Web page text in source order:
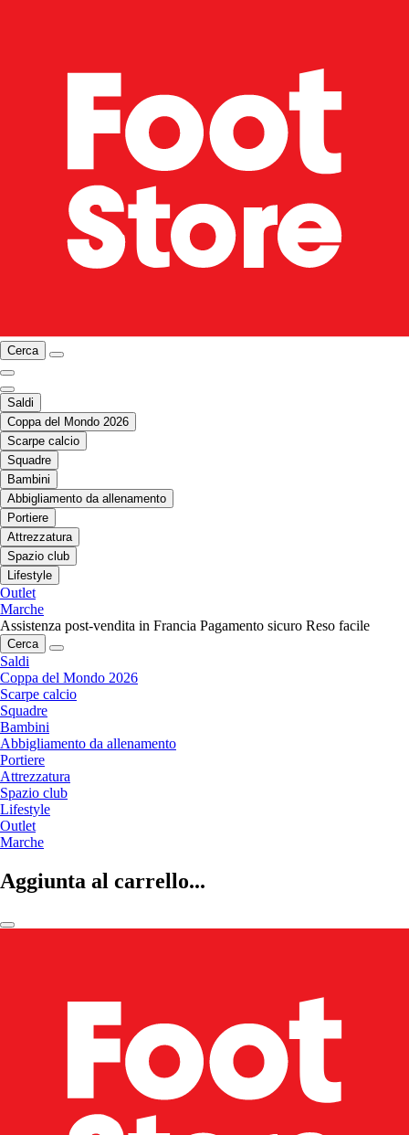
Cerca
Saldi
Coppa del Mondo 2026
Scarpe calcio
Squadre
Bambini
Abbigliamento da allenamento
Portiere
Attrezzatura
Spazio club
Lifestyle
Outlet
Marche
Assistenza post-vendita in Francia Pagamento sicuro Reso facile
Cerca
Saldi
Coppa del Mondo 2026
Scarpe calcio
Squadre
Bambini
Abbigliamento da allenamento
Portiere
Attrezzatura
Spazio club
Lifestyle
Outlet
Marche
Aggiunta al carrello...